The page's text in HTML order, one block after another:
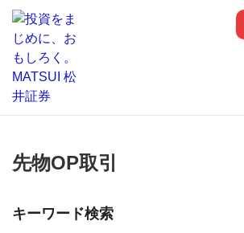
先物OP取引
キーワード検索